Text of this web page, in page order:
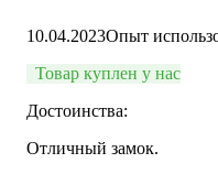
10.04.2023Опыт
Товар куплен у нас
Достоинства:
Отличный замок.